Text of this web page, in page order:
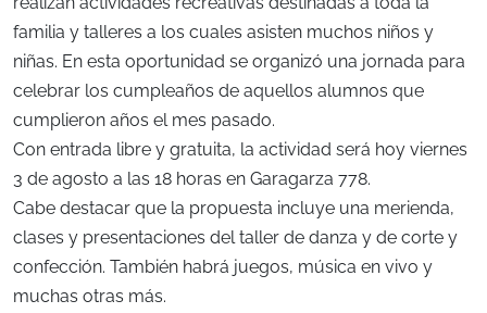
familia y talleres a los cuales asisten muchos niños y
niñas. En esta oportunidad se organizó una jornada para
celebrar los cumpleaños de aquellos alumnos que
cumplieron años el mes pasado.
Con entrada libre y gratuita, la actividad será hoy viernes
3 de agosto a las 18 horas en Garagarza 778.
Cabe destacar que la propuesta incluye una merienda,
clases y presentaciones del taller de danza y de corte y
confección. También habrá juegos, música en vivo y
muchas otras más.